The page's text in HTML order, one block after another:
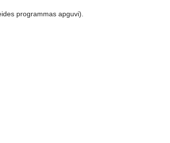
programmas apguvi).